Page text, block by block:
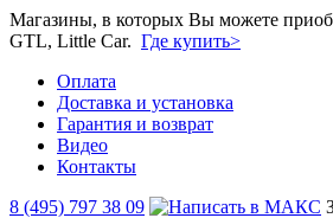
Магазины, в которых Вы можете
GTL, Little Car. Где купить>
Оплата
Доставка и установка
Гарантия и возврат
Видео
Контакты
8 (495) 797 38 09